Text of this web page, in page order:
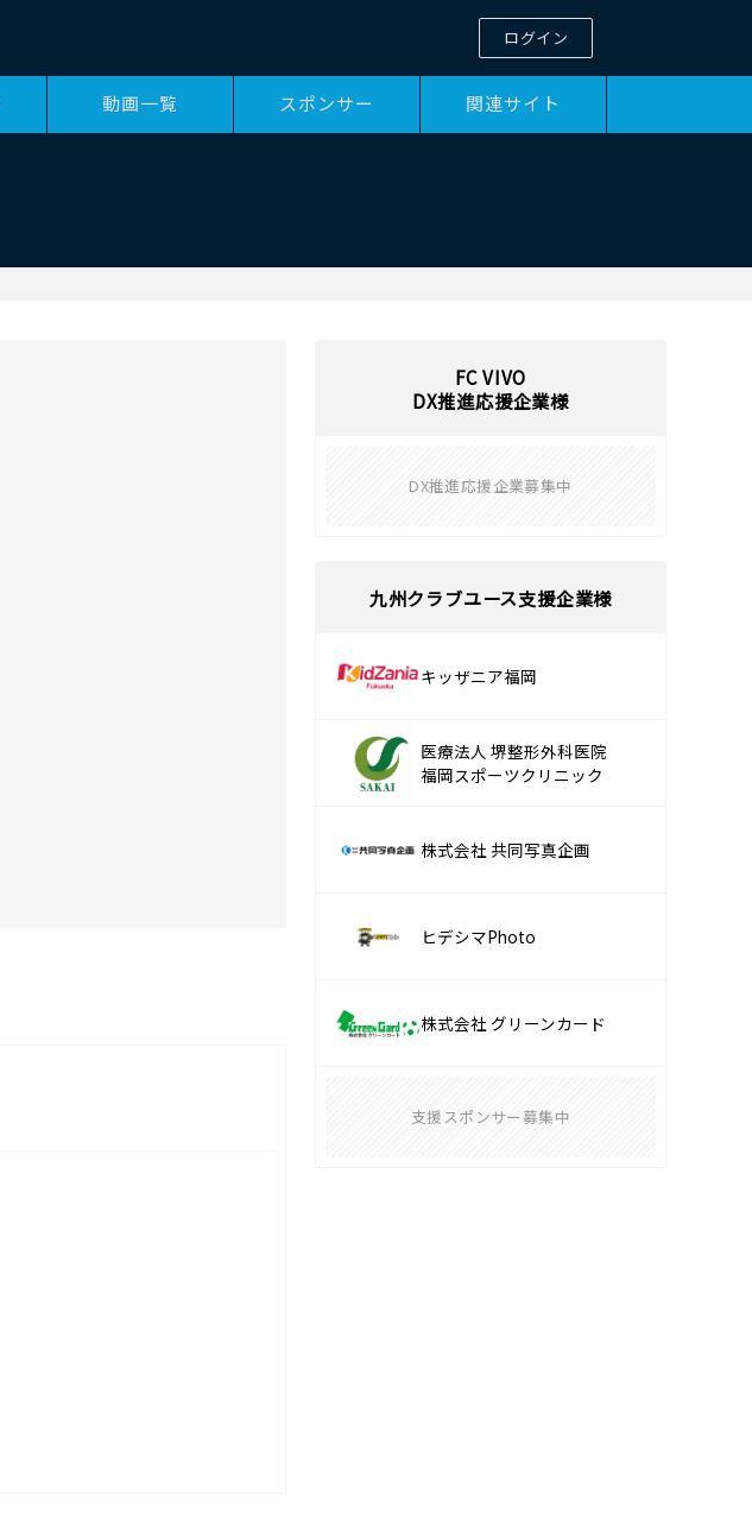
ログイン
動画一覧 スポンサー 関連サイト
FC VIVO
DX推進応援企業様
DX推進応援企業募集中
九州クラブユース支援企業様
キッザニア福岡
医療法人 堺整形外科医院
福岡スポーツクリニック
株式会社 共同写真企画
ヒデシマPhoto
株式会社 グリーンカード
支援スポンサー募集中